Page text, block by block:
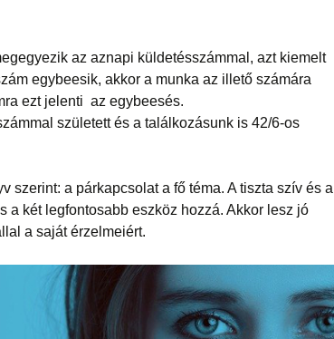
az aznapi küldetésszámmal, azt kiemelt
egybeesik, akkor a munka az illető számára
ezt jelenti az egybeesés.
született és a találkozásunk is 42/6-os
szerint: a párkapcsolat a fő téma. A tiszta szív és a
a két legfontosabb eszköz hozzá. Akkor lesz jó
a saját érzelmeiért.